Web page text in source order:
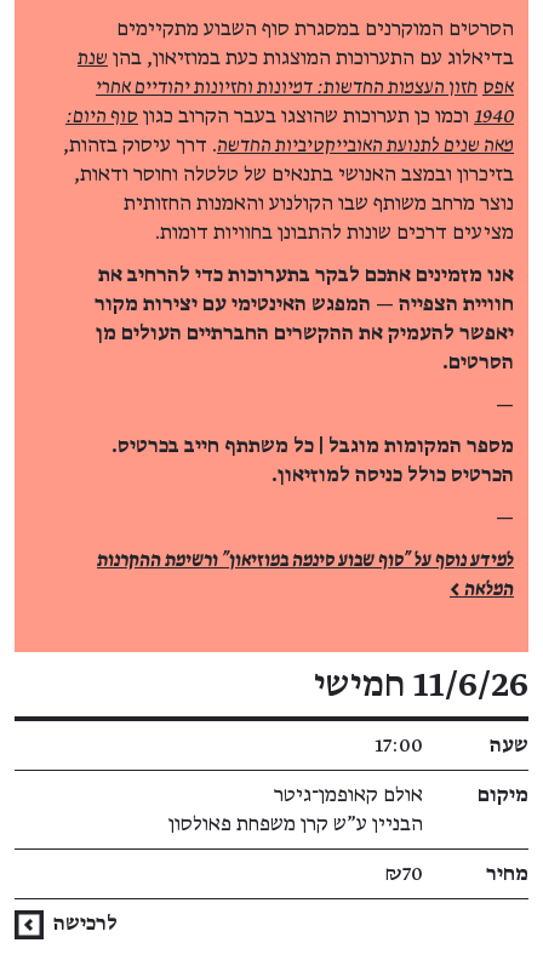
הסרטים המוקרנים במסגרת סוף השבוע מתקיימים
בדיאלוג עם התערוכות המוצגות כעת במוזיאון, בהן שנת
אפס חזון העצמות החדשות: דמיונות וחזיונות יהודיים אחרי
1940 וכמו כן תערוכות שהוצגו בעבר הקרוב כגון סוף היום:
מאה שנים לתנועת האובייקטיביות החדשה. דרך עיסוק בזהות,
בזיכרון ובמצב האנושי בתנאים של טלטלה וחוסר ודאות,
נוצר מרחב משותף שבו הקולנוע והאמנות החזותית
מציעים דרכים שונות להתבונן בחוויות דומות.
אנו מזמינים אתכם לבקר בתערוכות כדי להרחיב את
חוויית הצפייה — המפגש האינטימי עם יצירות מקור
יאפשר להעמיק את ההקשרים החברתיים העולים מן
הסרטים.
—
מספר המקומות מוגבל | כל משתתף חייב בכרטיס.
הכרטיס כולל כניסה למוזיאון.
—
למידע נוסף על "סוף שבוע סינמה במוזיאון" ורשימת ההקרנות
המלאה >
פרטי האירוע
11/6/26 חמישי
שעה 17:00
מיקום
אולם קאופמן־גיטר
הבניין ע"ש קרן משפחת פאולסון
מחיר ₪70
לרכישה